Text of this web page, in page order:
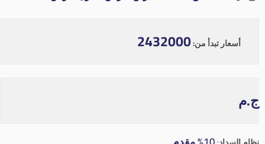
أسعار تبدأ من:2432000
ج.م